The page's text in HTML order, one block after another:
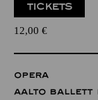
TICKETS
12,00 €
OPERA
AALTO BALLETT